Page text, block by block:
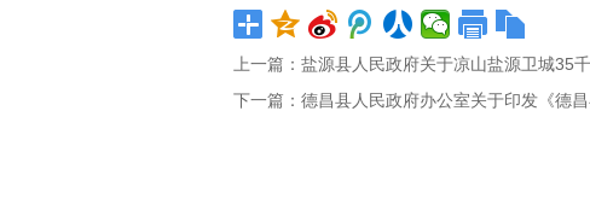
上一篇： 盐源县人民政府关于凉山盐源卫城35
下一篇： 德昌县人民政府办公室关于印发《德